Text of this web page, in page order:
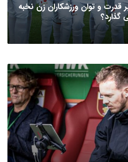
قدرت و توان ورزشکاران زن نخبه
گذارد؟